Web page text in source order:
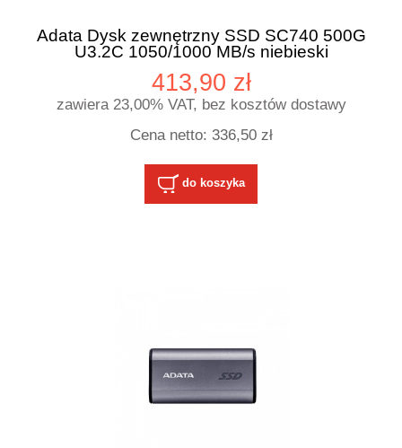
Adata Dysk zewnętrzny SSD SC740 500G
U3.2C 1050/1000 MB/s niebieski
413,90 zł
zawiera 23,00% VAT, bez kosztów dostawy
Cena netto: 336,50 zł
do koszyka